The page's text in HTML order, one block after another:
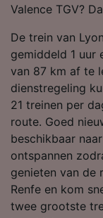
Valence TGV?
De trein van
gemiddeld 1 uur
van 87 km af te
dienstregeling
21 treinen per
route. Goed
beschikbaar
ontspannen
genieten van de
Renfe en kom
twee grootste